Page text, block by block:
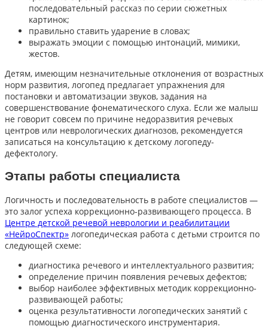
последовательный рассказ по серии сюжетных
картинок;
правильно ставить ударение в словах;
выражать эмоции с помощью интонаций, мимики,
жестов.
Детям, имеющим незначительные отклонения от возрастных
норм развития, логопед предлагает упражнения для
постановки и автоматизации звуков, задания на
совершенствование фонематического слуха. Если же малыш
не говорит совсем по причине недоразвития речевых
центров или неврологических диагнозов, рекомендуется
записаться на консультацию к детскому логопеду-
дефектологу.
Этапы работы специалиста
Логичность и последовательность в работе специалистов —
это залог успеха коррекционно-развивающего процесса. В
Центре детской речевой неврологии и реабилитации
«НейроСпектр» логопедическая работа с детьми строится по
следующей схеме:
диагностика речевого и интеллектуального развития;
определение причин появления речевых дефектов;
выбор наиболее эффективных методик коррекционно-
развивающей работы;
оценка результативности логопедических занятий с
помощью диагностического инструментария.